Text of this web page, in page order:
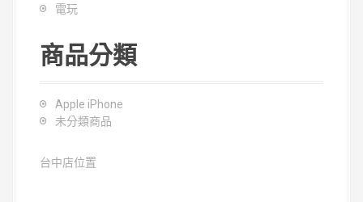
電玩
商品分類
Apple iPhone
未分類商品
台中店位置